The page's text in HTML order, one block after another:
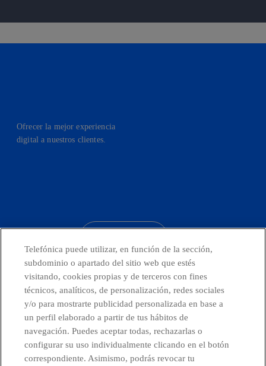
Ofrecer la mejor experiencia
digital a nuestros clientes.
Telefónica en redes sociales
Canal de Denuncias
Centro Global Transparencia
Telefónica puede utilizar, en función de la sección,
subdominio o apartado del sitio web que estés
visitando, cookies propias y de terceros con fines
técnicos, analíticos, de personalización, redes sociales
y/o para mostrarte publicidad personalizada en base a
un perfil elaborado a partir de tus hábitos de
navegación. Puedes aceptar todas, rechazarlas o
configurar su uso individualmente clicando en el botón
correspondiente. Asimismo, podrás revocar tu